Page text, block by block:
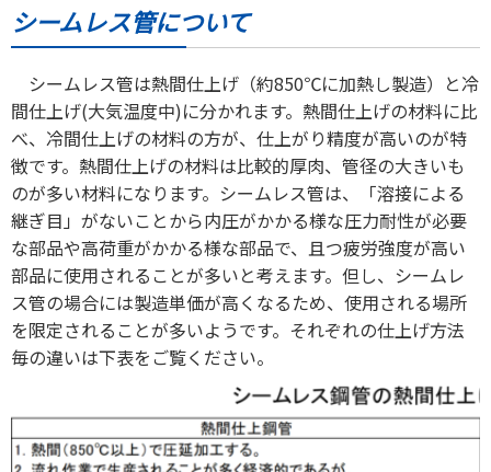
シームレス管について
シームレス管は熱間仕上げ（約850℃に加熱し製造）と冷
間仕上げ(大気温度中)に分かれます。熱間仕上げの材料に比
べ、冷間仕上げの材料の方が、仕上がり精度が高いのが特
徴です。熱間仕上げの材料は比較的厚肉、管径の大きいも
のが多い材料になります。シームレス管は、「溶接による
継ぎ目」がないことから内圧がかかる様な圧力耐性が必要
な部品や高荷重がかかる様な部品で、且つ疲労強度が高い
部品に使用されることが多いと考えます。但し、シームレ
ス管の場合には製造単価が高くなるため、使用される場所
を限定されることが多いようです。それぞれの仕上げ方法
毎の違いは下表をご覧ください。